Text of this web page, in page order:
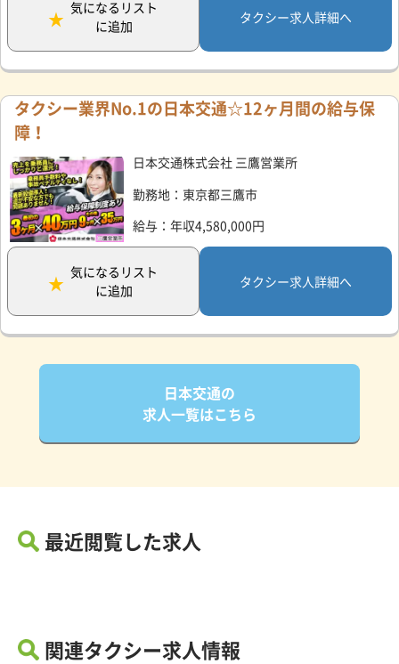
気になるリスト
に追加
タクシー求人詳細へ
タクシー業界No.1の日本交通☆12ヶ月間の給与保
障！
日本交通株式会社 三鷹営業所
勤務地：東京都三鷹市
給与：年収4,580,000円
気になるリスト
に追加
タクシー求人詳細へ
日本交通の
求人一覧はこちら
最近閲覧した求人
関連タクシー求人情報